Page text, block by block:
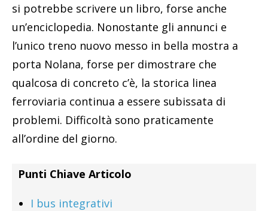
si potrebbe scrivere un libro, forse anche
un’enciclopedia. Nonostante gli annunci e
l’unico treno nuovo messo in bella mostra a
porta Nolana, forse per dimostrare che
qualcosa di concreto c’è, la storica linea
ferroviaria continua a essere subissata di
problemi. Difficoltà sono praticamente
all’ordine del giorno.
Punti Chiave Articolo
I bus integrativi